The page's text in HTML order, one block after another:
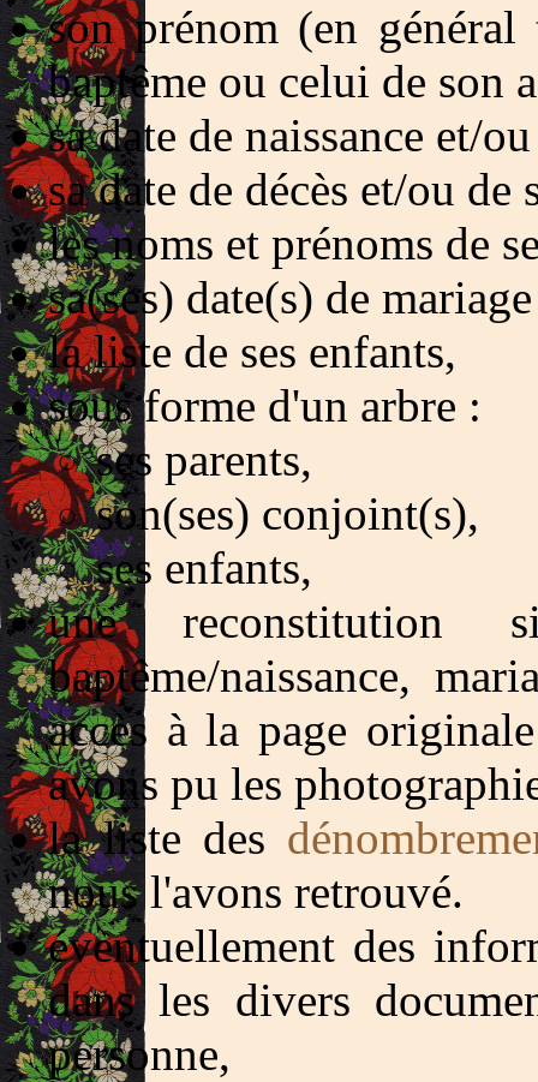
son prénom (en
baptême ou celui de son
sa date de naissance et/
sa date de décès et/ou de
les noms et prénoms de
sa(ses) date(s) de
la liste de ses enfants,
sous forme d'un arbre :
ses parents,
son(ses) conjoint(s),
ses enfants,
une reconstitution
baptême/naissance,
accès à la page
avons pu les
la liste des
nous l'avons retrouvé.
éventuellement des
dans les divers
personne,